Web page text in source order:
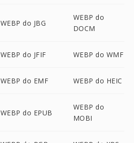
WEBP do JBG
WEBP do
DOCM
WEBP do JFIF WEBP do WMF
WEBP do EMF WEBP do HEIC
WEBP do EPUB
WEBP do
MOBI